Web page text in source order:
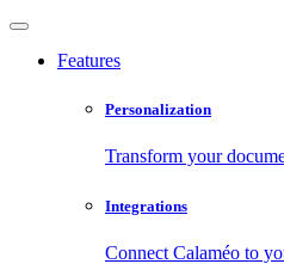
Features
Personalization
Transform your
Integrations
Connect Calaméo to